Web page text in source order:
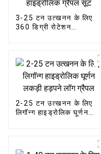
3-25 टन उत्खनन के लिए
360 डिग्री रोटेशन
2-25 टन उत्खनन के लिए
लिगॉन्ग हाइड्रोलिक घूर्णन